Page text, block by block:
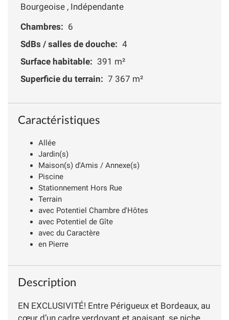
Bourgeoise , Indépendante
Chambres: 6
SdBs / salles de douche: 4
Surface habitable: 391 m²
Superficie du terrain: 7 367 m²
Caractéristiques
Allée
Jardin(s)
Maison(s) d'Amis / Annexe(s)
Piscine
Stationnement Hors Rue
Terrain
avec Potentiel Chambre d'Hôtes
avec Potentiel de Gîte
avec du Caractère
en Pierre
Description
EN EXCLUSIVITÉ! Entre Périgueux et Bordeaux, au
cœur d’un cadre verdoyant et apaisant, se niche